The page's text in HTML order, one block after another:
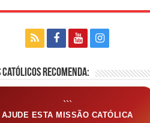
Católicos Recomenda:
```
AJUDE ESTA MISSÃO CATÓLICA